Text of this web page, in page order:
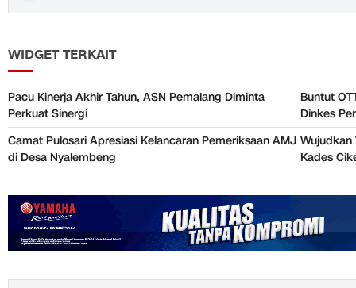
WIDGET TERKAIT
Pacu Kinerja Akhir Tahun, ASN Pemalang Diminta
Perkuat Sinergi
Buntut
Dinkes
Camat Pulosari Apresiasi Kelancaran Pemeriksaan AMJ
di Desa Nyalembeng
Wujudkan
Kades